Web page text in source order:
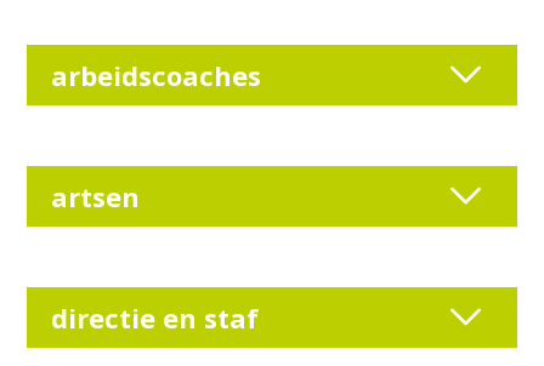
arbeidscoaches
artsen
directie en staf